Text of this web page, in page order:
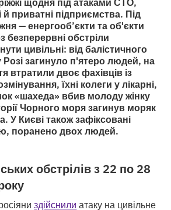
приватні підприємства. Під
— енергооб’єкти та об'єкти
безперервні обстріли
цивільні: від балістичного
загинуло п'ятеро людей, на
втратили двоє фахівців із
їхні колеги у лікарні,
«шахеда» вбив молоду жінку
Чорного моря загинув моряк
У Києві також зафіксовані
поранено двох людей.
обстрілів з 22 по 28
здійснили атаку на цивільне